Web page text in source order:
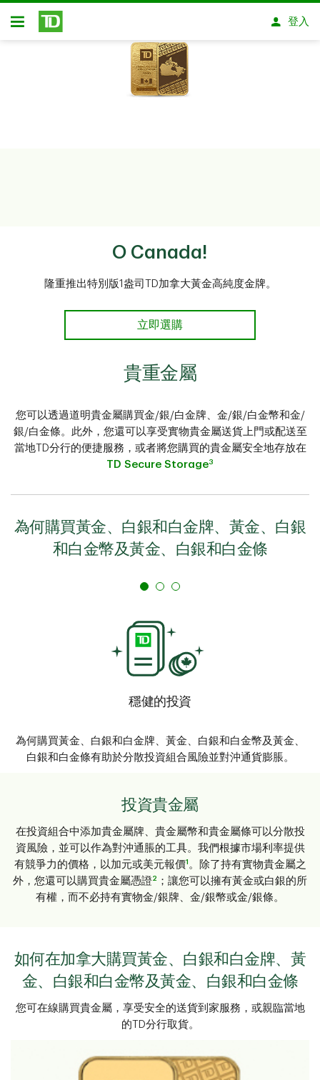
略過進入主要內容
開放式房屋貸款
登入
O Canada!
隆重推出特別版1盎司TD加拿大黃金高純度金牌。
立即選購
貴重金屬
您可以透過道明貴金屬購買金/銀/白金牌、金/銀/白金幣和金/
銀/白金條。此外，您還可以享受實物貴金屬送貨上門或配送至
當地TD分行的便捷服務，或者將您購買的貴金屬安全地存放在
TD Secure Storage3
為何購買黃金、白銀和白金牌、黃金、白銀
和白金幣及黃金、白銀和白金條
穩健的投資
為何購買黃金、白銀和白金牌、黃金、白銀和白金幣及黃金、
白銀和白金條有助於分散投資組合風險並對沖通貨膨脹。
投資貴金屬
在投資組合中添加貴金屬牌、貴金屬幣和貴金屬條可以分散投
資風險，並可以作為對沖通脹的工具。我們根據市場利率提供
有競爭力的價格，以加元或美元報價1 。除了持有實物貴金屬之
外，您還可以購買貴金屬憑證2
；讓您可以擁有黃金或白銀的所
有權，而不必持有實物金/銀牌、金/銀幣或金/銀條。
如何在加拿大購買黃金、白銀和白金牌、黃
金、白銀和白金幣及黃金、白銀和白金條
您可在線購買貴金屬，享受安全的送貨到家服務，或親臨當地
的TD分行取貨。